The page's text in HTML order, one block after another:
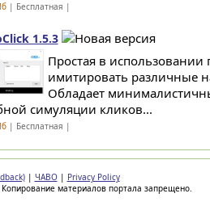
| Бесплатная |
1.5.3
Простая в
имитировать различные
Обладает
симуляции кликов...
| Бесплатная |
| ЧАВО | Privacy Policy
материалов портала запрещено.